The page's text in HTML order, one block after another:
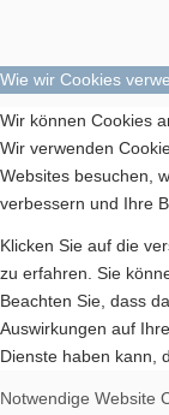
Mitgliedschaft
Wie wir Cookies
Wir können Cookies
Wir verwenden
Websites besuchen,
verbessern und Ihre
Klicken Sie auf die
zu erfahren. Sie
Beachten Sie, dass
Auswirkungen auf
Dienste haben kann,
Notwendige Website